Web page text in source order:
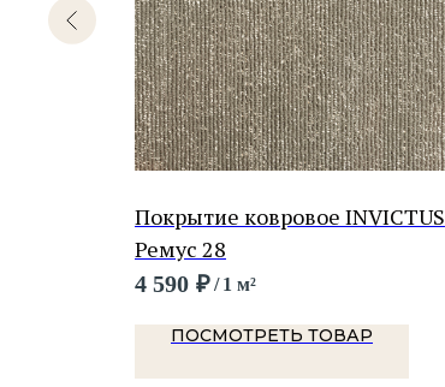
Покрытие ковровое INVICTUS
Ремус 28
4 590 ₽/ 1 м²
ПОСМОТРЕТЬ ТОВАР